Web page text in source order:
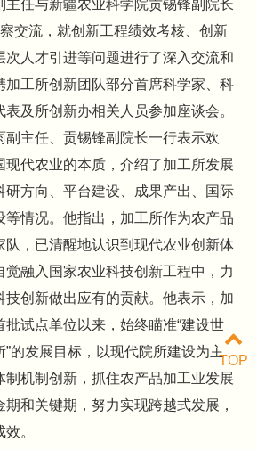
主任与新疆农业科学院贡锡锋副院长
交流，就创新工程绩效考核、创新
次人才引进等问题进行了深入交流和
加工所创新团队部分首席科学家、科
及所创新办相关人员参加座谈会。
主任、贡锡锋副院长一行表示欢
现代农业的本质，介绍了加工所发展
研方向、平台建设、成果产出、国际
等情况。他指出，加工所作为农产品
队，已清醒地认识到现代农业创新体
觉融入国家农业科技创新工程中，力
技创新做出应有的贡献。他表示，加
批试点单位以来，始终瞄准“建设世
的发展目标，以现代院所建设为主
制机制创新，抓住农产品加工业发展
和关键期，努力实现跨越式发展，
。
TOP